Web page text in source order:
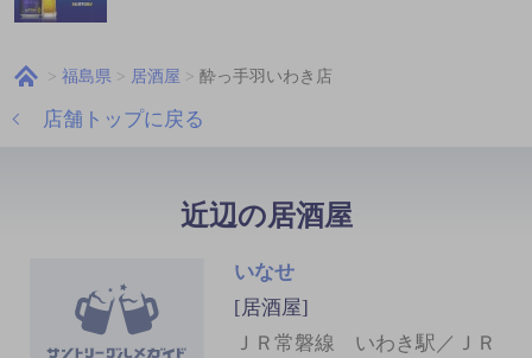
福島県 居酒屋 酔っ手羽いわき店
店舗トップに戻る
近辺の居酒屋
いなせ
[居酒屋]
ＪＲ常磐線 いわき駅／ＪＲ